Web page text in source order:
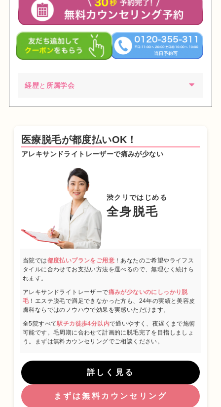
経歴と 所属学会
2009年03月 東京医科歯科大学医学部医学科卒業
2010年04月 東京医科歯科大学医学部付属病院 研修医
2011年04月 日産厚生会玉川病院 研修医
2012年04月 東京医科歯科大学皮膚科 勤務
2012年09月 台東保健所保健予防課・保健サービス課 兼務
2013年09月～都内大手美容外科・皮膚科に勤務
2015年01月 渋谷美容外科クリニック渋谷院 副院長就任
2024年01月 渋谷美容外科クリニック新宿院 院長就任
日本抗加齢医学会会員
医療脱毛が都度払いOK！
アレキサンドライトレーザーで痛みが少ない
渋クリではじめる
全身脱毛
当院では都度払いプランをご用意！あなたのご希望やライフス
タイルに合わせてお支払い方法を選べるので、無理なく続けら
れます。
アレキサンドライトレーザーで痛みが少ないのにしっかり脱
毛！エステ脱毛で満足できなかった方も、24年の実績と美容皮
膚科ならではのノウハウで効果を実感いただけます。
全5院すべて駅チカ徒歩4分以内で通いやすく、夜遅くまで施術
可能です。毛周期に合わせて計画的に脱毛完了を目指しましょ
う。まずは無料カウンセリングでご相談ください。
詳しく見る
まずは無料カウンセリング